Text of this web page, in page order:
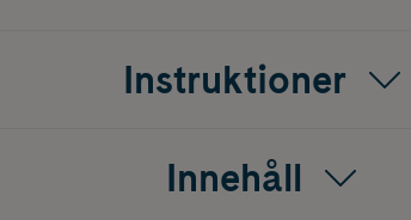
Instruktioner
Innehåll